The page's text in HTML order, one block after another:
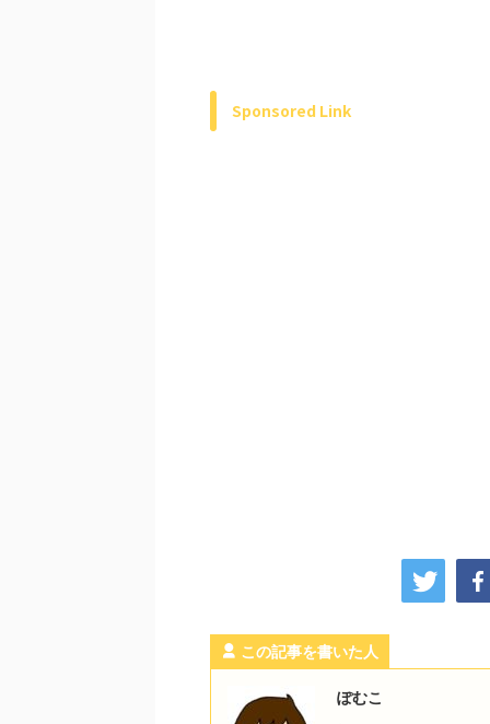
Sponsored Link
この記事を書いた人
ぽむこ